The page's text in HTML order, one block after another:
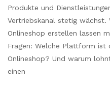
Produkte und
Vertriebskanal stetig wächst.
Onlineshop erstellen lassen
Fragen: Welche Plattform ist
Onlineshop? Und warum
einen